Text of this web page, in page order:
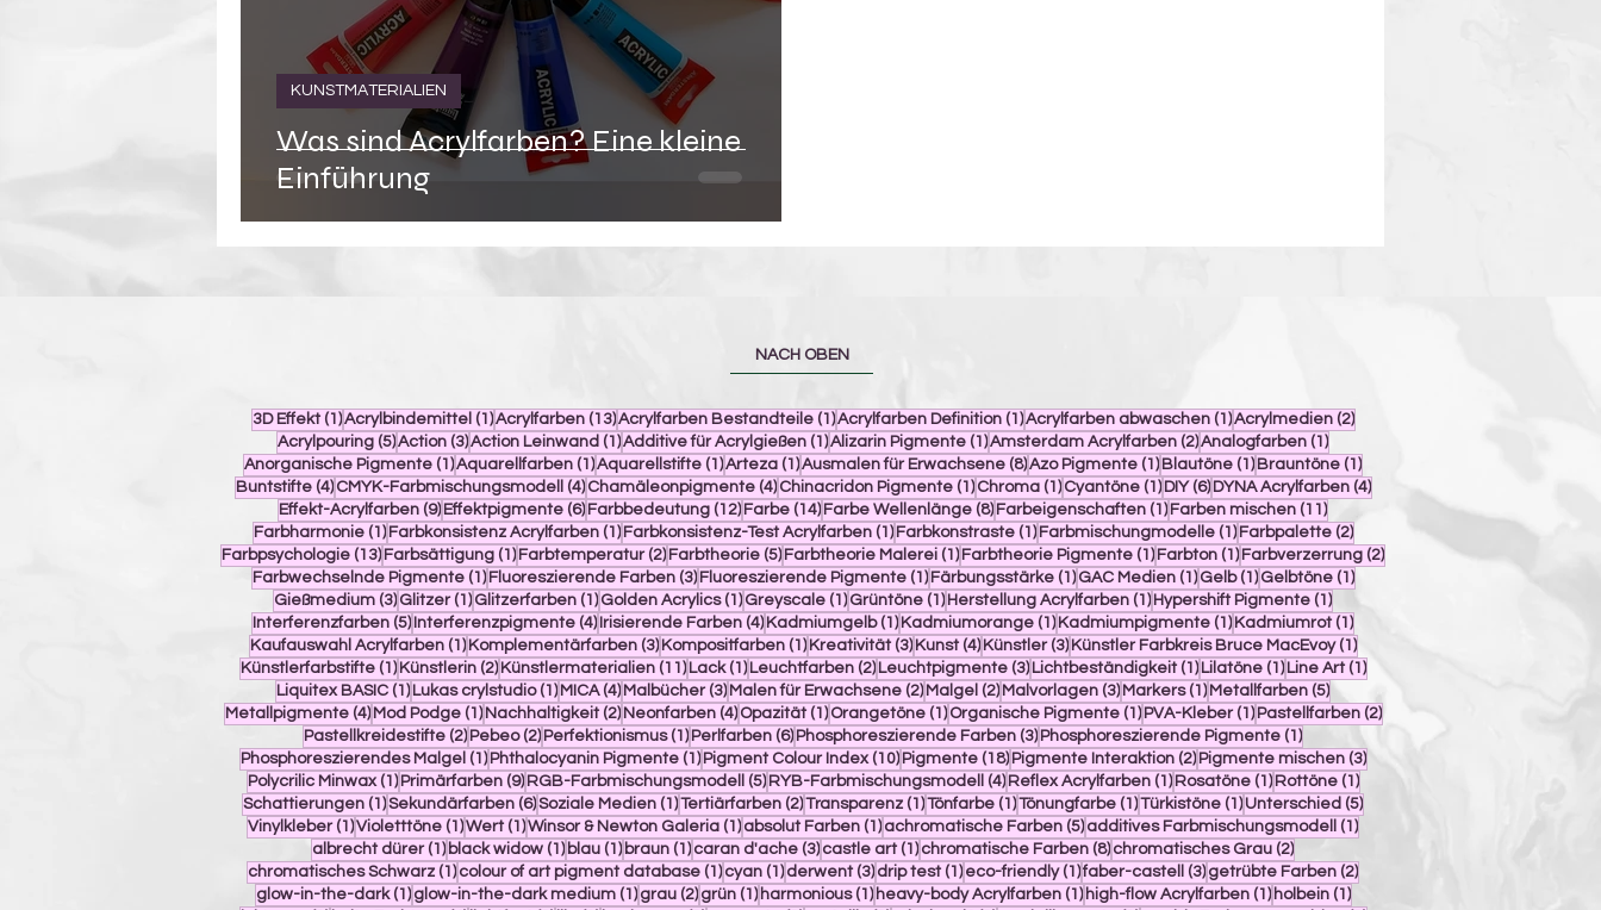
Was sind Acrylfarben? Eine kleine
Einführung
KUNSTMATERIALIEN
NACH OBEN
3D Effekt (1)1 Beitrag
Acrylbindemittel (1)1 Beitrag
Acrylfarben (13)13 Beiträge
Acrylfarben Bestandteile (1)1 Beitrag
Acrylfarben Definition (1)1 Beitrag
Acrylfarben abwaschen (1)1 Beitrag
Acrylmedien (2)2 Beiträge
Acrylpouring (5)5 Beiträge
Action (3)3 Beiträge
Action Leinwand (1)1 Beitrag
Additive für Acrylgießen (1)1 Beitrag
Alizarin Pigmente (1)1 Beitrag
Amsterdam Acrylfarben (2)2 Beiträge
Analogfarben (1)1 Beitrag
Anorganische Pigmente (1)1 Beitrag
Aquarellfarben (1)1 Beitrag
Aquarellstifte (1)1 Beitrag
Arteza (1)1 Beitrag
Ausmalen für Erwachsene (8)8 Beiträge
Azo Pigmente (1)1 Beitrag
Blautöne (1)1 Beitrag
Brauntöne (1)1 Beitrag
Buntstifte (4)4 Beiträge
CMYK-Farbmischungsmodell (4)4 Beiträge
Chamäleonpigmente (4)4 Beiträge
Chinacridon Pigmente (1)1 Beitrag
Chroma (1)1 Beitrag
Cyantöne (1)1 Beitrag
DIY (6)6 Beiträge
DYNA Acrylfarben (4)4 Beiträge
Effekt-Acrylfarben (9)9 Beiträge
Effektpigmente (6)6 Beiträge
Farbbedeutung (12)12 Beiträge
Farbe (14)14 Beiträge
Farbe Wellenlänge (8)8 Beiträge
Farbeigenschaften (1)1 Beitrag
Farben mischen (11)11 Beiträge
Farbharmonie (1)1 Beitrag
Farbkonsistenz Acrylfarben (1)1 Beitrag
Farbkonsistenz-Test Acrylfarben (1)1 Beitrag
Farbkonstraste (1)1 Beitrag
Farbmischungmodelle (1)1 Beitrag
Farbpalette (2)2 Beiträge
Farbpsychologie (13)13 Beiträge
Farbsättigung (1)1 Beitrag
Farbtemperatur (2)2 Beiträge
Farbtheorie (5)5 Beiträge
Farbtheorie Malerei (1)1 Beitrag
Farbtheorie Pigmente (1)1 Beitrag
Farbton (1)1 Beitrag
Farbverzerrung (2)2 Beiträge
Farbwechselnde Pigmente (1)1 Beitrag
Fluoreszierende Farben (3)3 Beiträge
Fluoreszierende Pigmente (1)1 Beitrag
Färbungsstärke (1)1 Beitrag
GAC Medien (1)1 Beitrag
Gelb (1)1 Beitrag
Gelbtöne (1)1 Beitrag
Gießmedium (3)3 Beiträge
Glitzer (1)1 Beitrag
Glitzerfarben (1)1 Beitrag
Golden Acrylics (1)1 Beitrag
Greyscale (1)1 Beitrag
Grüntöne (1)1 Beitrag
Herstellung Acrylfarben (1)1 Beitrag
Hypershift Pigmente (1)1 Beitrag
Interferenzfarben (5)5 Beiträge
Interferenzpigmente (4)4 Beiträge
Irisierende Farben (4)4 Beiträge
Kadmiumgelb (1)1 Beitrag
Kadmiumorange (1)1 Beitrag
Kadmiumpigmente (1)1 Beitrag
Kadmiumrot (1)1 Beitrag
Kaufauswahl Acrylfarben (1)1 Beitrag
Komplementärfarben (3)3 Beiträge
Kompositfarben (1)1 Beitrag
Kreativität (3)3 Beiträge
Kunst (4)4 Beiträge
Künstler (3)3 Beiträge
Künstler Farbkreis Bruce MacEvoy (1)1 Beitrag
Künstlerfarbstifte (1)1 Beitrag
Künstlerin (2)2 Beiträge
Künstlermaterialien (11)11 Beiträge
Lack (1)1 Beitrag
Leuchtfarben (2)2 Beiträge
Leuchtpigmente (3)3 Beiträge
Lichtbeständigkeit (1)1 Beitrag
Lilatöne (1)1 Beitrag
Line Art (1)1 Beitrag
Liquitex BASIC (1)1 Beitrag
Lukas crylstudio (1)1 Beitrag
MICA (4)4 Beiträge
Malbücher (3)3 Beiträge
Malen für Erwachsene (2)2 Beiträge
Malgel (2)2 Beiträge
Malvorlagen (3)3 Beiträge
Markers (1)1 Beitrag
Metallfarben (5)5 Beiträge
Metallpigmente (4)4 Beiträge
Mod Podge (1)1 Beitrag
Nachhaltigkeit (2)2 Beiträge
Neonfarben (4)4 Beiträge
Opazität (1)1 Beitrag
Orangetöne (1)1 Beitrag
Organische Pigmente (1)1 Beitrag
PVA-Kleber (1)1 Beitrag
Pastellfarben (2)2 Beiträge
Pastellkreidestifte (2)2 Beiträge
Pebeo (2)2 Beiträge
Perfektionismus (1)1 Beitrag
Perlfarben (6)6 Beiträge
Phosphoreszierende Farben (3)3 Beiträge
Phosphoreszierende Pigmente (1)1 Beitrag
Phosphoreszierendes Malgel (1)1 Beitrag
Phthalocyanin Pigmente (1)1 Beitrag
Pigment Colour Index (10)10 Beiträge
Pigmente (18)18 Beiträge
Pigmente Interaktion (2)2 Beiträge
Pigmente mischen (3)3 Beiträge
Polycrilic Minwax (1)1 Beitrag
Primärfarben (9)9 Beiträge
RGB-Farbmischungsmodell (5)5 Beiträge
RYB-Farbmischungsmodell (4)4 Beiträge
Reflex Acrylfarben (1)1 Beitrag
Rosatöne (1)1 Beitrag
Rottöne (1)1 Beitrag
Schattierungen (1)1 Beitrag
Sekundärfarben (6)6 Beiträge
Soziale Medien (1)1 Beitrag
Tertiärfarben (2)2 Beiträge
Transparenz (1)1 Beitrag
Tönfarbe (1)1 Beitrag
Tönungfarbe (1)1 Beitrag
Türkistöne (1)1 Beitrag
Unterschied (5)5 Beiträge
Vinylkleber (1)1 Beitrag
Violetttöne (1)1 Beitrag
Wert (1)1 Beitrag
Winsor & Newton Galeria (1)1 Beitrag
absolut Farben (1)1 Beitrag
achromatische Farben (5)5 Beiträge
additives Farbmischungsmodell (1)1 Beitrag
albrecht dürer (1)1 Beitrag
black widow (1)1 Beitrag
blau (1)1 Beitrag
braun (1)1 Beitrag
caran d'ache (3)3 Beiträge
castle art (1)1 Beitrag
chromatische Farben (8)8 Beiträge
chromatisches Grau (2)2 Beiträge
chromatisches Schwarz (1)1 Beitrag
colour of art pigment database (1)1 Beitrag
cyan (1)1 Beitrag
derwent (3)3 Beiträge
drip test (1)1 Beitrag
eco-friendly (1)1 Beitrag
faber-castell (3)3 Beiträge
getrübte Farben (2)2 Beiträge
glow-in-the-dark (1)1 Beitrag
glow-in-the-dark medium (1)1 Beitrag
grau (2)2 Beiträge
grün (1)1 Beitrag
harmonious (1)1 Beitrag
heavy-body Acrylfarben (1)1 Beitrag
high-flow Acrylfarben (1)1 Beitrag
holbein (1)1 Beitrag